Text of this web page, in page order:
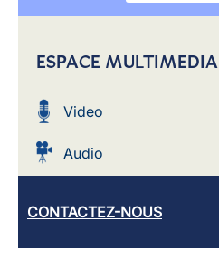
ESPACE MULTIMEDIA
Video
Audio
CONTACTEZ-NOUS